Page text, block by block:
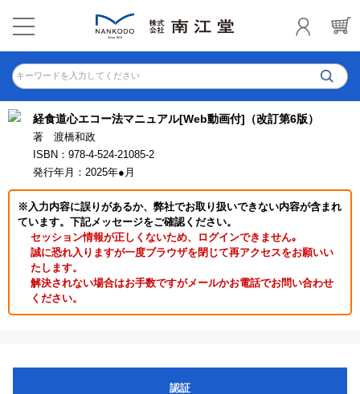
キーワードを入力してください
経食道心エコー法マニュアル[Web動画付]（改訂第6版）
著 渡橋和政
ISBN：978-4-524-21085-2
発行年月：2025年●月
※入力内容に誤りがあるか、弊社でお取り扱いできない内容が含まれ
ています。下記メッセージをご確認ください。
セッション情報が正しくないため、ログインできません｡
誠に恐れ入りますが一度ブラウザを閉じて再アクセスをお願いい
たします。
解決されない場合はお手数ですがメールかお電話でお問い合わせ
ください。
認証